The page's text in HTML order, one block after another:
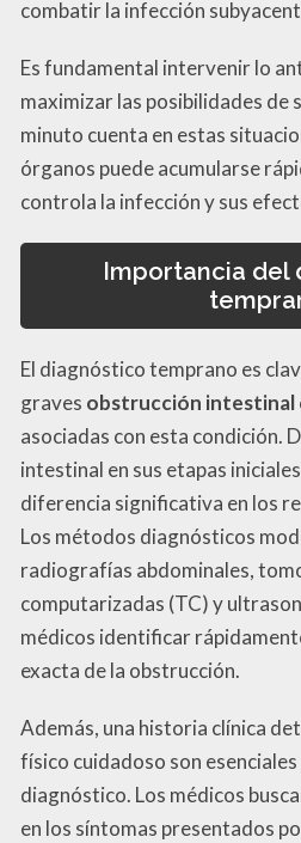
combatir la infección
Es fundamental intervenir lo
maximizar las posibilidades de
minuto cuenta en estas
órganos puede acumularse
controla la infección y sus
Importancia del
El diagnóstico temprano es
graves obstrucción intestinal
asociadas con esta condición.
intestinal en sus etapas
diferencia significativa en los
Los métodos diagnósticos
radiografías abdominales,
computarizadas (TC) y
médicos identificar
exacta de la obstrucción.
Además, una historia clínica
físico cuidadoso son
diagnóstico. Los médicos
en los síntomas presentados